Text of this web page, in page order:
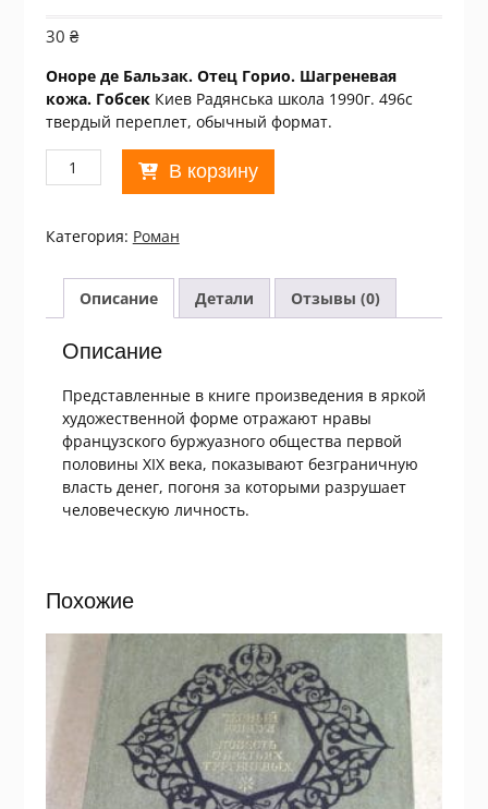
30 ₴
Оноре де Бальзак. Отец Горио. Шагреневая
кожа. Гобсек Киев Радянська школа 1990г. 496с
твердый переплет, обычный формат.
Количество
товара
де
Бальзак.
Отец
Горио
В корзину
Категория: Роман
Описание Детали Отзывы (0)
Описание
Представленные в книге произведения в яркой
художественной форме отражают нравы
французского буржуазного общества первой
половины XIX века, показывают безграничную
власть денег, погоня за которыми разрушает
человеческую личность.
Похожие